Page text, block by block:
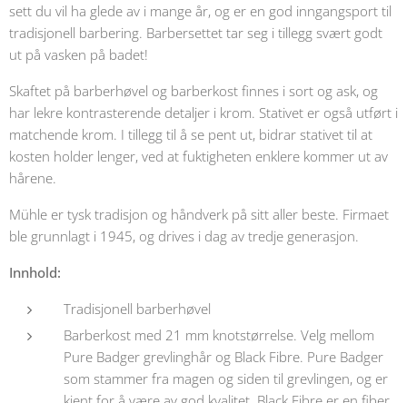
sett du vil ha glede av i mange år, og er en god inngangsport til
tradisjonell barbering. Barbersettet tar seg i tillegg svært godt
ut på vasken på badet!
Skaftet på barberhøvel og barberkost finnes i sort og ask, og
har lekre kontrasterende detaljer i krom. Stativet er også utført i
matchende krom. I tillegg til å se pent ut, bidrar stativet til at
kosten holder lenger, ved at fuktigheten enklere kommer ut av
hårene.
Mühle er tysk tradisjon og håndverk på sitt aller beste. Firmaet
ble grunnlagt i 1945, og drives i dag av tredje generasjon.
Innhold:
Tradisjonell barberhøvel
Barberkost med 21 mm knotstørrelse. Velg mellom
Pure Badger grevlinghår og Black Fibre. Pure Badger
som stammer fra magen og siden til grevlingen, og er